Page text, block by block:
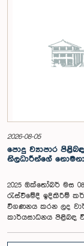
සංසදයේ සාමාජික
සපයන සංවර්ධන
ආයතනයේ
අපේක්ෂා කරන
https://forms.gle/
සම්පූර්ණ කොට
2026-08-05
පොදු ව්‍යාපාර
නිලධාරීන්ගේ
2025 ඔක්තෝබර් මස
රැස්වීමේදී ඉදිකිරීම්
විගණනය කරන ලද
කාර්යසාධනය පිළිබඳ